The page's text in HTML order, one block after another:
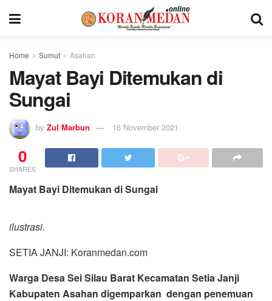
Home Sumut Asahan
Mayat Bayi Ditemukan di
Sungai
by Zul Marbun 16 November 2021
0
SHARES
Mayat Bayi Ditemukan di Sungai
ilustrasi.
SETIA JANJI: Koranmedan.com
Warga Desa Sei Silau Barat Kecamatan Setia Janji
Kabupaten Asahan digemparkan dengan penemuan